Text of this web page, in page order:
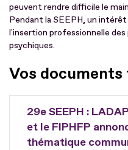
peuvent rendre difficile le
Pendant la SEEPH, un
l'insertion professionnelle
psychiques.
Vos
29e SEEPH :
et le FIPHFP
thématique